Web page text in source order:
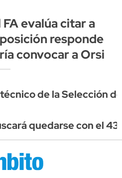
evalúa citar a
responde
convocar a Orsi
de la Selección
quedarse con el